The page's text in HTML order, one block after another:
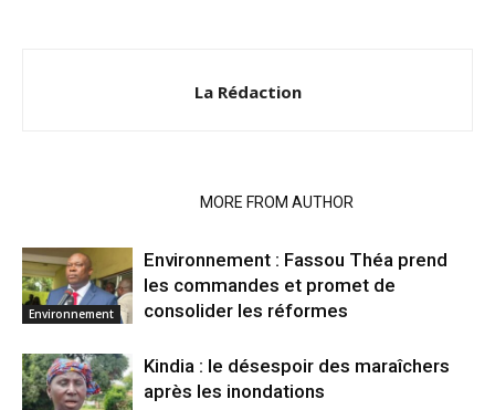
La Rédaction
MORE FROM AUTHOR
Environnement
Environnement : Fassou Théa prend
les commandes et promet de
consolider les réformes
Kindia : le désespoir des maraîchers
après les inondations